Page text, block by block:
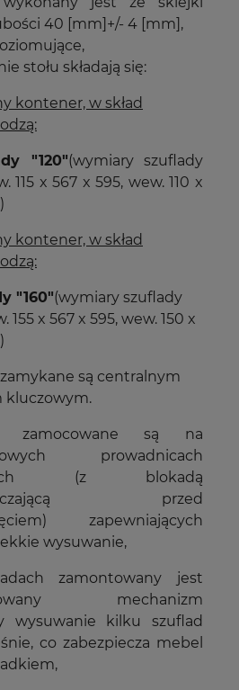
40 [mm]+/- 4 [mm],
stołu składają się:
kontener, w skład
"120"(wymiary szuflady
115 x 567 x 595, wew. 110 x
kontener, w skład
"160"(wymiary szuflady
155 x 567 x 595, wew. 150 x
są centralnym
kluczowym.
zamocowane są na
prowadnicach
(z blokadą
przed
zapewniających
wysuwanie,
zamontowany jest
mechanizm
wysuwanie kilku szuflad
co zabezpiecza mebel